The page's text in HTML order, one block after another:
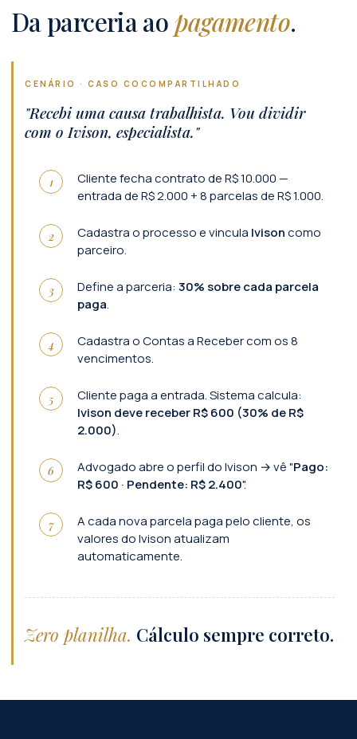
Da parceria aopagamento.
CENÁRIO · CASO COCOMPARTILHADO
"Recebi uma causa trabalhista. Vou dividir
com o Ivison, especialista."
Cliente fecha contrato de R$ 10.000 —
entrada de R$ 2.000 + 8 parcelas de R$ 1.000.
Cadastra o processo e vincula Ivisoncomo
parceiro.
Define a parceria: 30% sobre cada parcela
paga.
Cadastra o Contas a Receber com os 8
vencimentos.
Cliente paga a entrada. Sistema calcula:
Ivison deve receber R$ 600 (30% de R$
2.000).
Advogado abre o perfil do Ivison → vê "Pago:
R$ 600 · Pendente: R$ 2.400".
A cada nova parcela paga pelo cliente, os
valores do Ivison atualizam
automaticamente.
Zero planilha. Cálculo sempre correto.